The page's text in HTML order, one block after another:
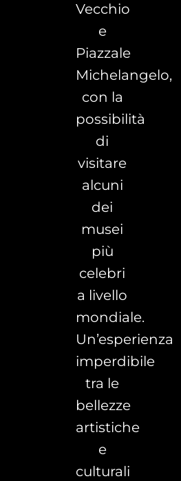
Vecchio
e
Piazzale
Michelangelo,
con la
possibilità
di
visitare
alcuni
dei
musei
più
celebri
a livello
mondiale.
Un’esperienza
imperdibile
tra le
bellezze
artistiche
e
culturali